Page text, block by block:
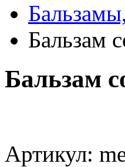
Бальзам
Бальзам
Артикул: